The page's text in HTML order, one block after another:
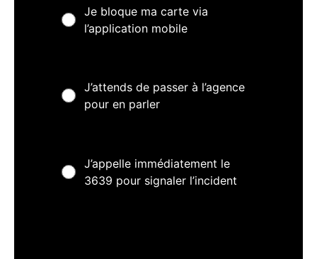
Je bloque ma carte via
l’application mobile
J’attends de passer à l’agence
pour en parler
J’appelle immédiatement le
3639 pour signaler l’incident